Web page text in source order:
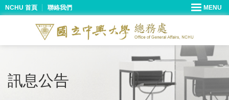
NCHU 首頁 聯絡我們
訊息公告